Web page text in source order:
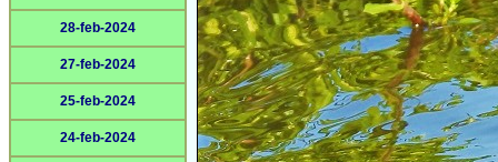
28-feb-2024
27-feb-2024
25-feb-2024
24-feb-2024